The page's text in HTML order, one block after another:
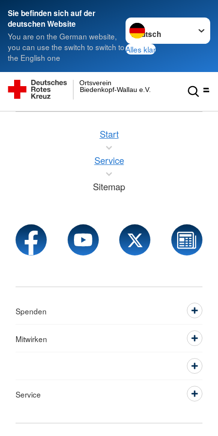
Sie befinden sich auf der
deutschen Website
You are on the German website,
you can use the switch to switch to
the English one
Sprache wechseln zu
Alles klar
Biedenkopf-Wallau e.V.
Ortsverein
Start
Service
Sitemap
Spenden
Mitwirken
Service